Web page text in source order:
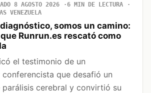
8 AGOSTO 2026
6 MIN DE LECTURA
VENEZUELA
somos un camino:
Runrun.es rescató como
el testimonio de un
que desafió un
cerebral y convirtió su